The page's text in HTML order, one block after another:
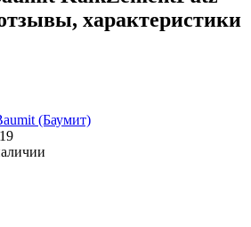
характеристики
(Баумит)